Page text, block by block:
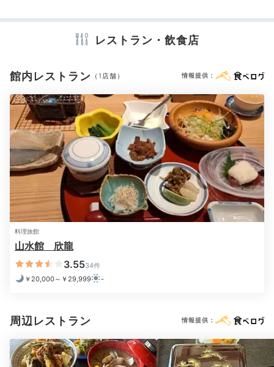
夕食は浜名湖で獲れたお魚いっぱいの会席料理でした。
Onsen
21:00
露天風呂で羽を伸ばす
無料の貸切風呂もあり
温泉大浴場 大
アメニティ
冷蔵庫 エアコン スリッパ
セーフティボックス
洗浄機付トイレ 浴衣 歯ブラシ シャンプー コンディショナー
ドライヤー お茶セット 電気ポット
※設備・アメニティは、確認が取れている情報を表示しています。
レストラン・飲食店
館内レストラン （1店舗） 情報提供：
料理旅館
山水館 欣龍
3.5534件
￥20,000～￥29,999
-
周辺レストラン 情報提供：